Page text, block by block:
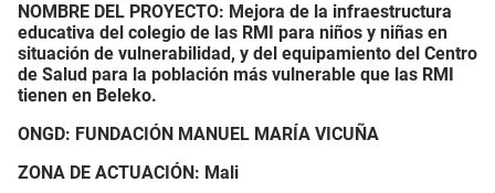
NOMBRE DEL PROYECTO: Mejora de la infraestructura
educativa del colegio de las RMI para niños y niñas en
situación de vulnerabilidad, y del equipamiento del Centro
de Salud para la población más vulnerable que las RMI
tienen en Beleko.
ONGD: FUNDACIÓN MANUEL MARÍA VICUÑA
ZONA DE ACTUACIÓN: Mali